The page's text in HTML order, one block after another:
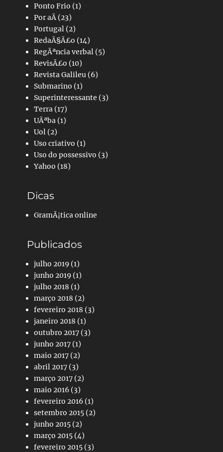
Ponto Frio (1)
Por aÃ­ (23)
Portugal (2)
RedaÃ§Ã£o (14)
RegÃªncia verbal (5)
RevisÃ£o (10)
Revista Galileu (6)
Submarino (1)
Superinteressante (3)
Terra (17)
UÃªba (1)
Uol (2)
Uso criativo (1)
Uso do possessivo (3)
Yahoo (18)
Dicas
GramÃ¡tica online
Publicados
julho 2019 (1)
junho 2019 (1)
julho 2018 (1)
março 2018 (2)
fevereiro 2018 (3)
janeiro 2018 (1)
outubro 2017 (3)
junho 2017 (1)
maio 2017 (2)
abril 2017 (3)
março 2017 (2)
maio 2016 (3)
fevereiro 2016 (1)
setembro 2015 (2)
junho 2015 (2)
março 2015 (4)
fevereiro 2015 (3)